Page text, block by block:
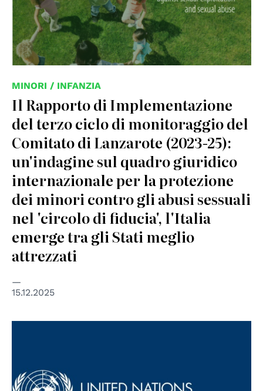
MINORI / INFANZIA
Il Rapporto di Implementazione
del terzo ciclo di monitoraggio del
Comitato di Lanzarote (2023-25):
un'indagine sul quadro giuridico
internazionale per la protezione
dei minori contro gli abusi sessuali
nel 'circolo di fiducia', l'Italia
emerge tra gli Stati meglio
attrezzati
15.12.2025